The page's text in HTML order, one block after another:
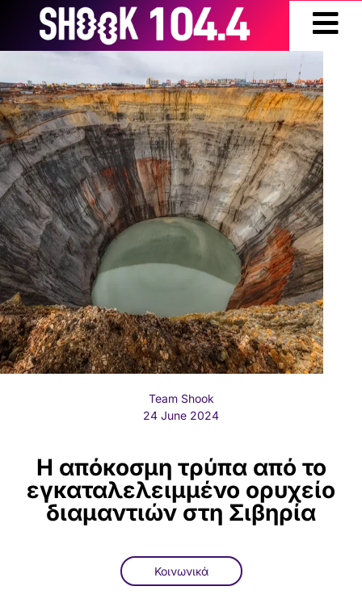
Team Shook
24 June 2024
Η απόκοσμη τρύπα από το
εγκαταλελειμμένο ορυχείο
διαμαντιών στη Σιβηρία
Κοινωνικά